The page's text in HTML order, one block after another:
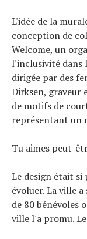
L'idée de la
conception de
Welcome, un
l'inclusivité dans
dirigée par des
Dirksen, graveur
de motifs de
représentant un
Tu aimes peut-
Le design était
évoluer. La ville
de 80 bénévoles
ville l'a promu.